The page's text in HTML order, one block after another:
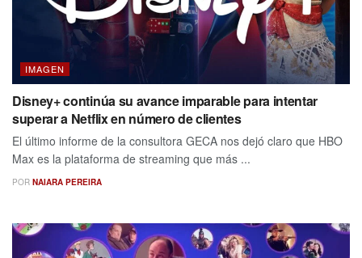
IMAGEN
Disney+ continúa su avance imparable para intentar
superar a Netflix en número de clientes
El último informe de la consultora GECA nos dejó claro que HBO
Max es la plataforma de streaming que más ...
POR NAIARA PEREIRA